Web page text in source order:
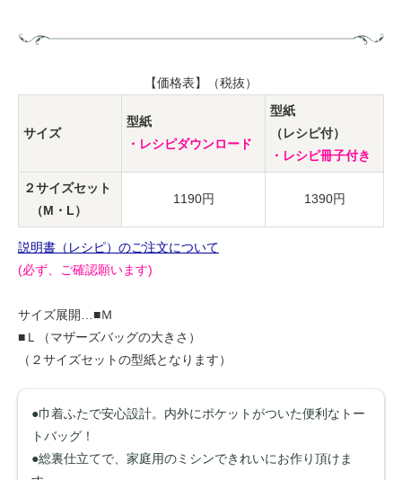
【価格表】（税抜）
サイズ
型紙
・レシピダウンロード
型紙
（レシピ付）
・レシピ冊子付き
２サイズセット
（M・L）
1190円 1390円
説明書（レシピ）のご注文について
(必ず、ご確認願います)
サイズ展開…■Ｍ
■Ｌ（マザーズバッグの大きさ）
（２サイズセットの型紙となります）
●巾着ふたで安心設計。内外にポケットがついた便利なトー
トバッグ！
●総裏仕立てで、家庭用のミシンできれいにお作り頂けま